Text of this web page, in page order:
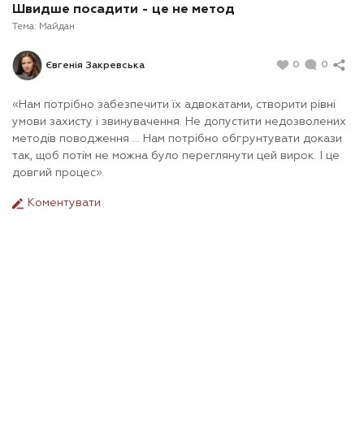
Швидше посадити - це не метод
Тема: Майдан
Євгенія Закревська 0 0
«Нам потрібно забезпечити їх адвокатами, створити рівні
умови захисту і звинувачення. Не допустити недозволених
методів поводження ... Нам потрібно обгрунтувати докази
так, щоб потім не можна було переглянути цей вирок. І це
довгий процес».
Коментувати